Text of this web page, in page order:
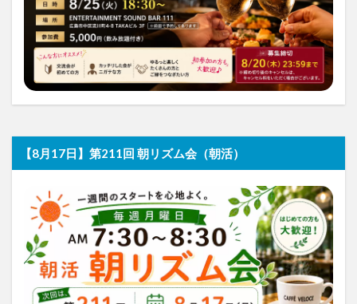
【8月17日】第211回 朝リズム会（朝活）